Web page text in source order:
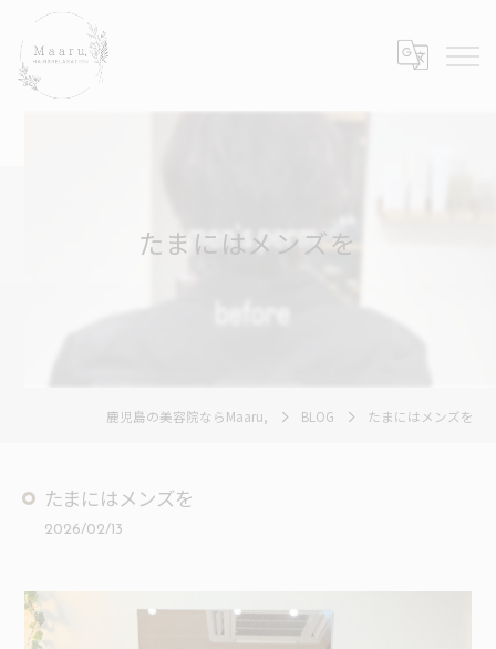
たまにはメンズを
鹿児島の美容院ならMaaru, BLOG たまにはメンズを
たまにはメンズを
2026/02/13